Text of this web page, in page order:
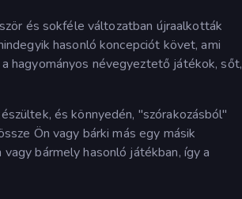
és sokféle változatban újraalkották
hasonló koncepciót követ, ami
hagyományos névegyeztető játékok, sőt,
és könnyedén, "szórakozásból"
Ön vagy bárki más egy másik
bármely hasonló játékban, így a